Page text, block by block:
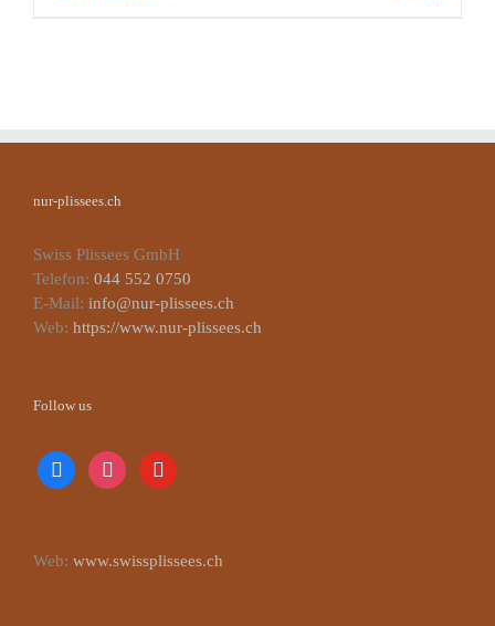
nur-plissees.ch
Swiss Plissees GmbH
Telefon: 044 552 0750
E-Mail: info@nur-plissees.ch
Web: https://www.nur-plissees.ch
Follow us
facebookinstagramyoutube
Web: www.swissplissees.ch